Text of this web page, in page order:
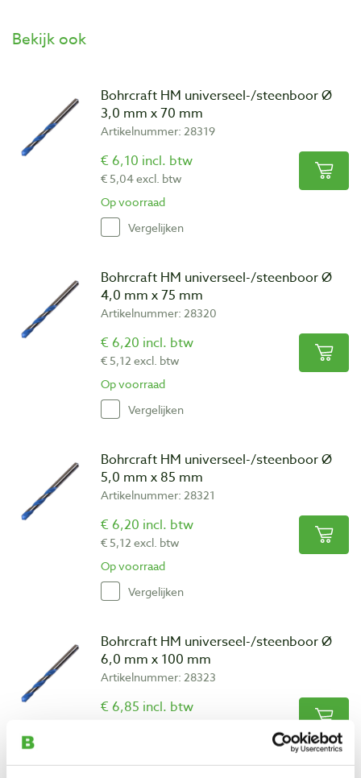
Bekijk ook
Bohrcraft HM universeel-/steenboor Ø
3,0 mm x 70 mm
Artikelnummer: 28319
€ 6,10 incl. btw
€ 5,04 excl. btw
Op voorraad
Vergelijken
Bohrcraft HM universeel-/steenboor Ø
4,0 mm x 75 mm
Artikelnummer: 28320
€ 6,20 incl. btw
€ 5,12 excl. btw
Op voorraad
Vergelijken
Bohrcraft HM universeel-/steenboor Ø
5,0 mm x 85 mm
Artikelnummer: 28321
€ 6,20 incl. btw
€ 5,12 excl. btw
Op voorraad
Vergelijken
Bohrcraft HM universeel-/steenboor Ø
6,0 mm x 100 mm
Artikelnummer: 28323
€ 6,85 incl. btw